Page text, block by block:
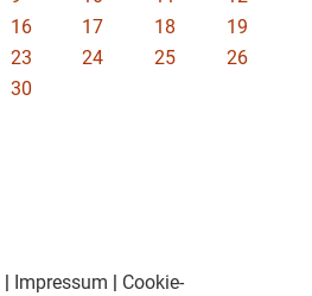
16 17 18
19
23 24 25
26
30
Impressum
Cookie-